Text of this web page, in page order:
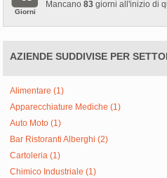
Giorni
Mancano83 giorni all'inizio di
AZIENDE SUDDIVISE PER
Alimentare (1)
Apparecchiature Mediche (1)
Auto Moto (1)
Bar Ristoranti Alberghi (2)
Cartoleria (1)
Chimico Industriale (1)